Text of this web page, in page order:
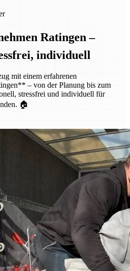
Ratingen –
individuell
mit einem erfahrenen
– von der Planung bis zum
stressfrei und individuell für
🏠